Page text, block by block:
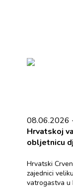
08.06.2026
Hrvatskoj
obljetnicu
Hrvatski
zajednici
vatrogastva u